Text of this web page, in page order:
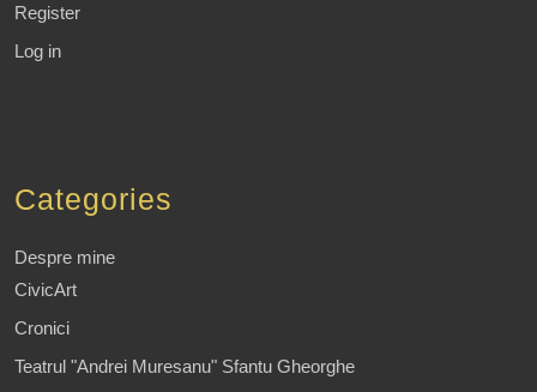
Register
Log in
Categories
Despre mine
CivicArt
Cronici
Teatrul "Andrei Muresanu" Sfantu Gheorghe